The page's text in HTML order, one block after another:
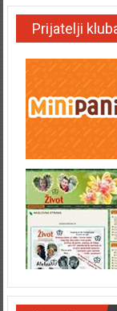
Prijatelji